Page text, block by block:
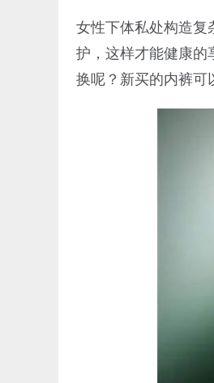
女性下体私处构造复
护，这样才能健康的
换呢？新买的内裤可